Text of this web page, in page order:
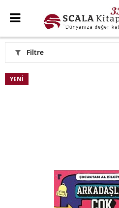
Filtre
YENI